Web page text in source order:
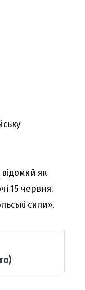
як
15 червня.
сили».